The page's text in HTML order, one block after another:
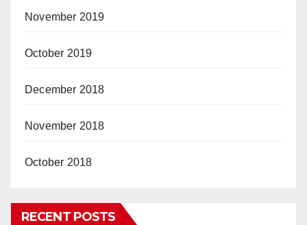
November 2019
October 2019
December 2018
November 2018
October 2018
RECENT POSTS